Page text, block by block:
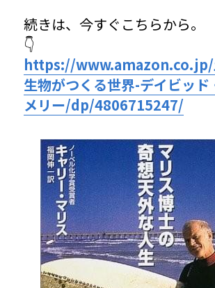
続きは、今すぐこちらから。
👇
https://www.amazon.co.jp/
生物がつくる世界-デイビッド
メリー/dp/4806715247/